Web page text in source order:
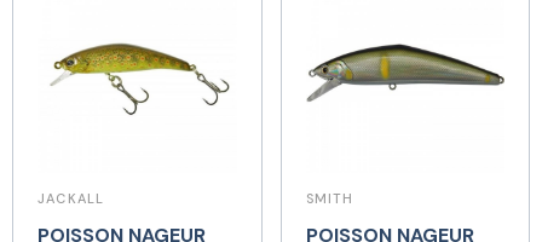
JACKALL
POISSON NAGEUR
SMITH
POISSON NAGEUR